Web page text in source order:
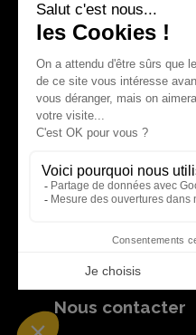
Nous contacter